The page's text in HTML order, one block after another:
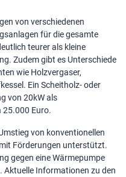
von verschiedenen
für die gesamte
teurer als kleine
Zudem gibt es Unterschiede
wie Holzvergaser,
Ein Scheitholz- oder
von 20kW als
Euro.
von konventionellen
Förderungen unterstützt.
gegen eine Wärmepumpe
Aktuelle Informationen zu den